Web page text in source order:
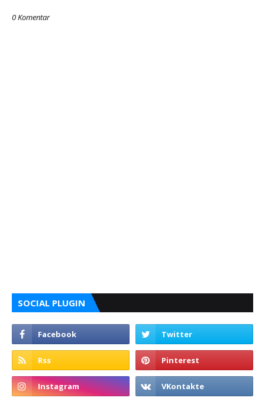
0 Komentar
SOCIAL PLUGIN